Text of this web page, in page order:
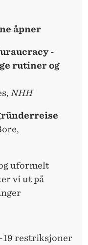
åpner
-
rutiner og
NHH
uformelt
vi ut på
19 restriksjoner